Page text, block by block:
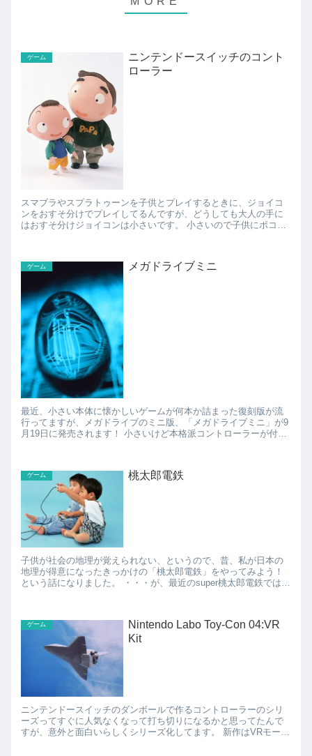
ゲーム
ニンテンドースイッチのコント
ローラー
スマブラやスプラトゥーンを子供とプレイするときに、ジョイコ
ンをおすそ分けでプレイしてるんですが、どうしても大人の手に
はおすそ分けジョイコンは小さいです。 小さいので子供にボコボ
ゲーム メガドライブミニ
最近、小さい本体に懐かしいゲームが何本か詰まった復刻版が流
行ってますが、メガドライブのミニ版、「メガドライブミニ」が9
月19日に発売されます！ 小さいけど本格派コントローラーが付い
ゲーム 桃太郎電鉄
子供が社会の地理が覚えられない、というので、昔、私が日本の
地理が得意になったきっかけの「桃太郎電鉄」をやってみよう！
という話になりました。 ・・・が、最近のsuper桃太郎電鉄では、
ゲーム
Nintendo Labo Toy-Con 04:VR
Kit
ニンテンドースイッチのダンボールで作るコントローラーのシリ
ーズってすぐに人気なくなって打ち切りになるかと思ってたんで
すが、意外と面白いらしくシリーズ化してます。 新作はVRモード